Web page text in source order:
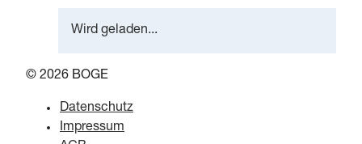
Wird geladen...
© 2026 BOGE
Datenschutz
Impressum